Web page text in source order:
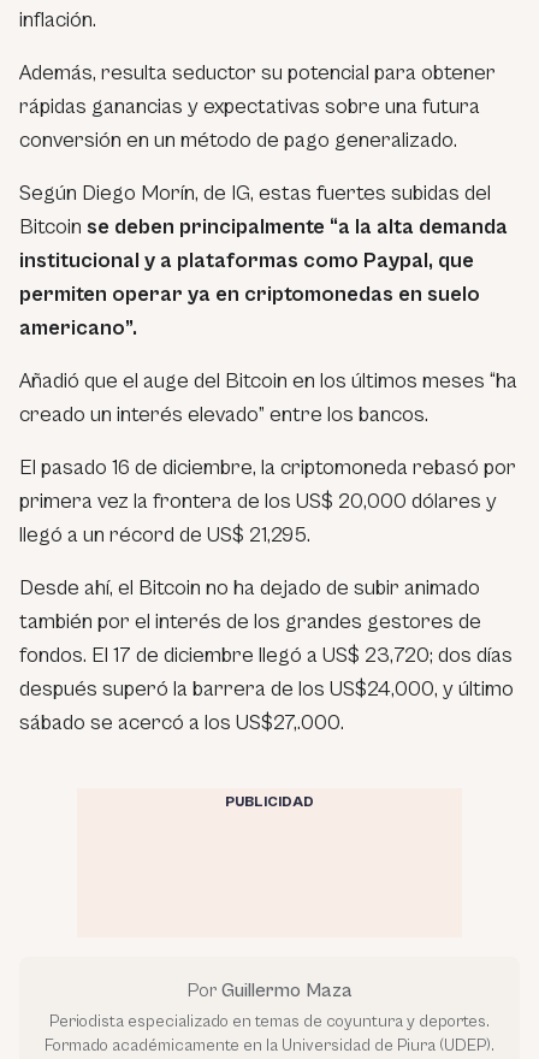
inflación.
Además, resulta seductor su potencial para obtener
rápidas ganancias y expectativas sobre una futura
conversión en un método de pago generalizado.
Según Diego Morín, de IG, estas fuertes subidas del
Bitcoin se deben principalmente “a la alta demanda
institucional y a plataformas como Paypal, que
permiten operar ya en criptomonedas en suelo
americano”.
Añadió que el auge del Bitcoin en los últimos meses “ha
creado un interés elevado” entre los bancos.
El pasado 16 de diciembre, la criptomoneda rebasó por
primera vez la frontera de los US$ 20,000 dólares y
llegó a un récord de US$ 21,295.
Desde ahí, el Bitcoin no ha dejado de subir animado
también por el interés de los grandes gestores de
fondos. El 17 de diciembre llegó a US$ 23,720; dos días
después superó la barrera de los US$24,000, y último
sábado se acercó a los US$27,.000.
PUBLICIDAD
Por Guillermo Maza
Periodista especializado en temas de coyuntura y deportes.
Formado académicamente en la Universidad de Piura (UDEP).